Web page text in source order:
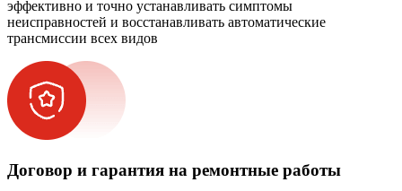
эффективно и точно устанавливать симптомы
неисправностей и восстанавливать автоматические
трансмиссии всех видов
Договор и гарантия на ремонтные работы